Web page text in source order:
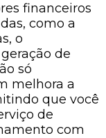
financeiros
como a
o
de
só
melhora a
que você
de
com